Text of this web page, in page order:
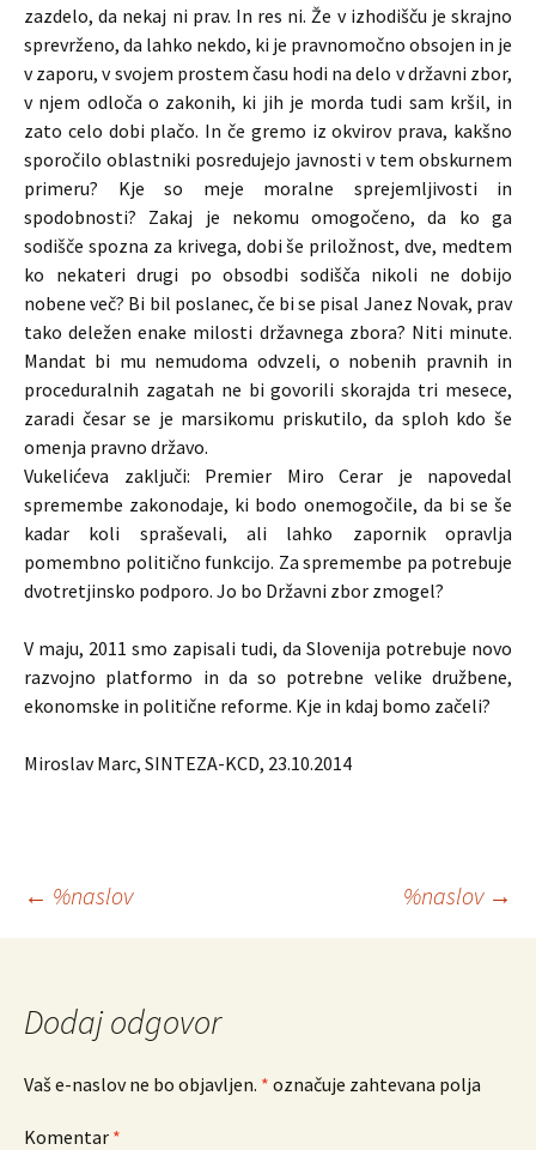
zazdelo, da nekaj ni prav. In res ni. Že v izhodišču je skrajno
sprevrženo, da lahko nekdo, ki je pravnomočno obsojen in je
v zaporu, v svojem prostem času hodi na delo v državni zbor,
v njem odloča o zakonih, ki jih je morda tudi sam kršil, in
zato celo dobi plačo. In če gremo iz okvirov prava, kakšno
sporočilo oblastniki posredujejo javnosti v tem obskurnem
primeru? Kje so meje moralne sprejemljivosti in
spodobnosti? Zakaj je nekomu omogočeno, da ko ga
sodišče spozna za krivega, dobi še priložnost, dve, medtem
ko nekateri drugi po obsodbi sodišča nikoli ne dobijo
nobene več? Bi bil poslanec, če bi se pisal Janez Novak, prav
tako deležen enake milosti državnega zbora? Niti minute.
Mandat bi mu nemudoma odvzeli, o nobenih pravnih in
proceduralnih zagatah ne bi govorili skorajda tri mesece,
zaradi česar se je marsikomu priskutilo, da sploh kdo še
omenja pravno državo.
Vukelićeva zaključi: Premier Miro Cerar je napovedal
spremembe zakonodaje, ki bodo onemogočile, da bi se še
kadar koli spraševali, ali lahko zapornik opravlja
pomembno politično funkcijo. Za spremembe pa potrebuje
dvotretjinsko podporo. Jo bo Državni zbor zmogel?
V maju, 2011 smo zapisali tudi, da Slovenija potrebuje novo
razvojno platformo in da so potrebne velike družbene,
ekonomske in politične reforme. Kje in kdaj bomo začeli?
Miroslav Marc, SINTEZA-KCD, 23.10.2014
Krmarjenje
po
prispevkih
← %naslov %naslov →
Dodaj odgovor
Vaš e-naslov ne bo objavljen. * označuje zahtevana polja
Komentar *